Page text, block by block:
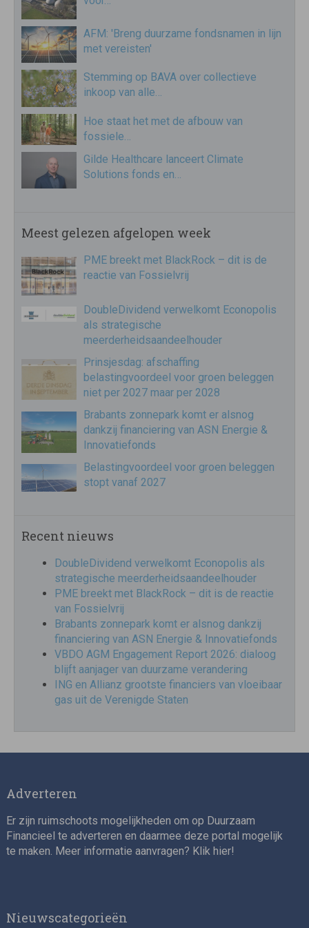
AFM: 'Breng duurzame fondsnamen in lijn
met vereisten'
Stemming op BAVA over collectieve
inkoop van alle…
Hoe staat het met de afbouw van
fossiele…
Gilde Healthcare lanceert Climate
Solutions fonds en…
Meest gelezen afgelopen week
PME breekt met BlackRock – dit is de
reactie van Fossielvrij
DoubleDividend verwelkomt Econopolis
als strategische
meerderheidsaandeelhouder
Prinsjesdag: afschaffing
belastingvoordeel voor groen beleggen
niet per 2027 maar per 2028
Brabants zonnepark komt er alsnog
dankzij financiering van ASN Energie &
Innovatiefonds
Belastingvoordeel voor groen beleggen
stopt vanaf 2027
Recent nieuws
DoubleDividend verwelkomt Econopolis als
strategische meerderheidsaandeelhouder
PME breekt met BlackRock – dit is de reactie
van Fossielvrij
Brabants zonnepark komt er alsnog dankzij
financiering van ASN Energie & Innovatiefonds
VBDO AGM Engagement Report 2026: dialoog
blijft aanjager van duurzame verandering
ING en Allianz grootste financiers van vloeibaar
gas uit de Verenigde Staten
Adverteren
Er zijn ruimschoots mogelijkheden om op Duurzaam
Financieel te adverteren en daarmee deze portal mogelijk
te maken. Meer informatie aanvragen? Klik hier!
Nieuwscategorieën